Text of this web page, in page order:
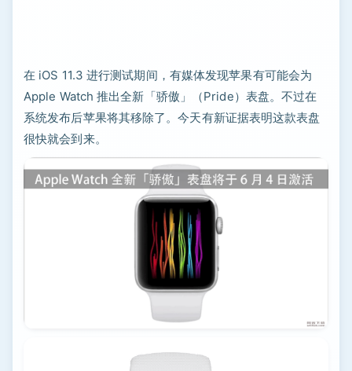
在 iOS 11.3 进行测试期间，有媒体发现苹果有可能会为
Apple Watch 推出全新「骄傲」（Pride）表盘。不过在
系统发布后苹果将其移除了。今天有新证据表明这款表盘
很快就会到来。